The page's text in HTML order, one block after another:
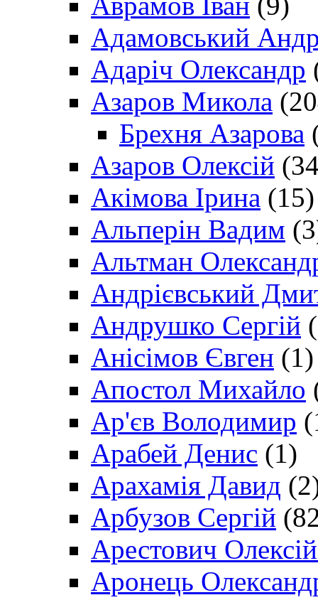
Адамовський
Адаріч Олександр
Азаров Микола
Брехня Азарова
Азаров Олексій
Акімова Ірина (15)
Альперін Вадим
Альтман
Андрієвський
Андрушко Сергій
Анісімов Євген (1)
Апостол Михайло
Ар'єв Володимир
Арабей Денис (1)
Арахамія Давид
Арбузов Сергій
Арестович
Аронець